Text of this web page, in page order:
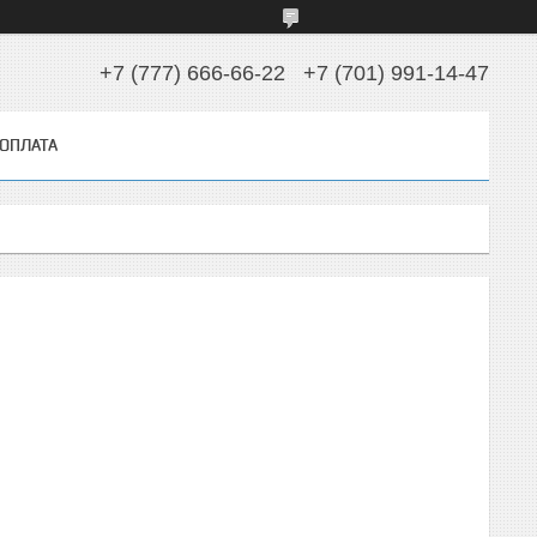
+7 (777) 666-66-22 +7 (701) 991-14-47